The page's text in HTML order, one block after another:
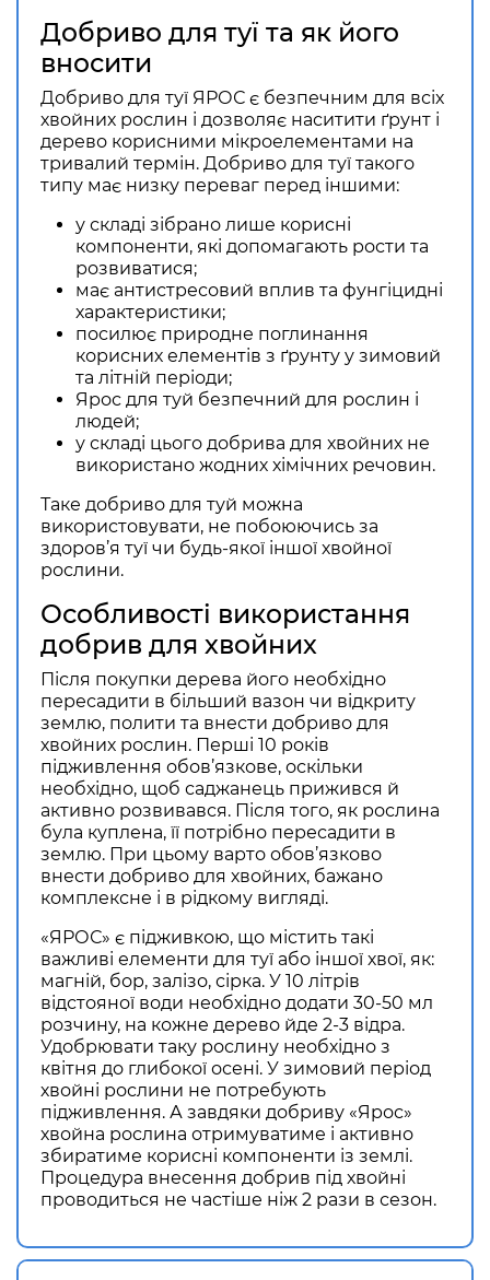
Добриво для туї та як його
вносити
Добриво для туї ЯРОС є безпечним для всіх
хвойних рослин і дозволяє наситити ґрунт і
дерево корисними мікроелементами на
тривалий термін. Добриво для туї такого
типу має низку переваг перед іншими:
у складі зібрано лише корисні
компоненти, які допомагають рости та
розвиватися;
має антистресовий вплив та фунгіцидні
характеристики;
посилює природне поглинання
корисних елементів з ґрунту у зимовий
та літній періоди;
Ярос для туй безпечний для рослин і
людей;
у складі цього добрива для хвойних не
використано жодних хімічних речовин.
Таке добриво для туй можна
використовувати, не побоюючись за
здоров’я туї чи будь-якої іншої хвойної
рослини.
Особливості використання
добрив для хвойних
Після покупки дерева його необхідно
пересадити в більший вазон чи відкриту
землю, полити та внести добриво для
хвойних рослин. Перші 10 років
підживлення обов’язкове, оскільки
необхідно, щоб саджанець прижився й
активно розвивався. Після того, як рослина
була куплена, її потрібно пересадити в
землю. При цьому варто обов’язково
внести добриво для хвойних, бажано
комплексне і в рідкому вигляді.
«ЯРОС» є підживкою, що містить такі
важливі елементи для туї або іншої хвої, як:
магній, бор, залізо, сірка. У 10 літрів
відстояної води необхідно додати 30-50 мл
розчину, на кожне дерево йде 2-3 відра.
Удобрювати таку рослину необхідно з
квітня до глибокої осені. У зимовий період
хвойні рослини не потребують
підживлення. А завдяки добриву «Ярос»
хвойна рослина отримуватиме і активно
збиратиме корисні компоненти із землі.
Процедура внесення добрив під хвойні
проводиться не частіше ніж 2 рази в сезон.